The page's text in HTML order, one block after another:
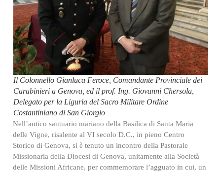
Il Colonnello Gianluca Feroce, Comandante Provinciale dei
Carabinieri a Genova, ed il prof. Ing. Giovanni Chersola,
Delegato per la Liguria del Sacro Militare Ordine
Costantiniano di San Giorgio
Nell’antico santuario mariano della Basilica di Santa Maria
delle Vigne, risalente al VI secolo D.C., in pieno Centro
Storico di Genova, si è tenuto un incontro della Pastorale
Missionaria della Diocesi di Genova, unitamente alla Società
delle Missioni Africane, per commemorare l’agguato in cui, un